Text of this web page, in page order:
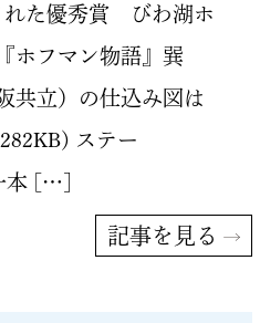
れた優秀賞 びわ湖ホ
ホフマン物語』巽
共立）の仕込み図は
ステー
本 […]
記事を見る